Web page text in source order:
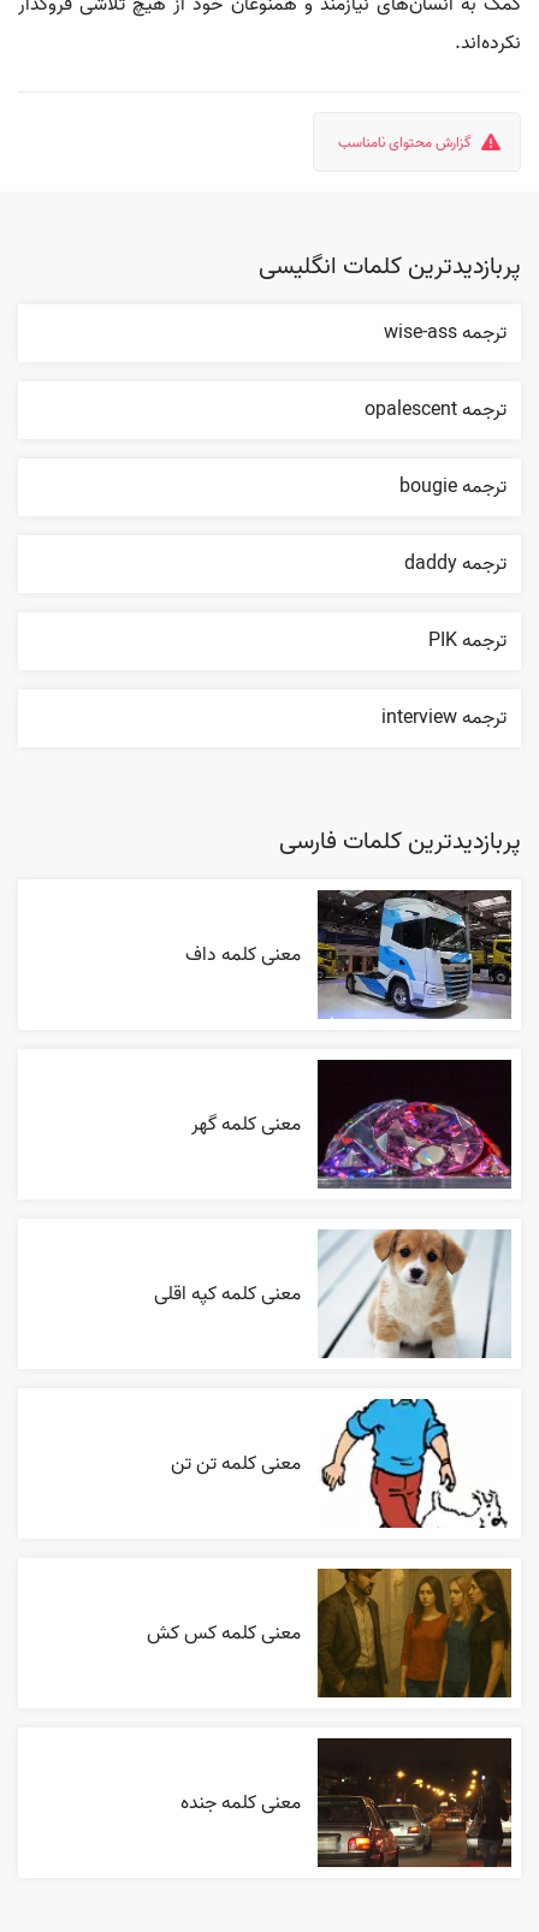
نکرده‌اند.
گزارش محتوای نامناسب
پربازدیدترین کلمات انگلیسی
ترجمه wise-ass
ترجمه opalescent
ترجمه bougie
ترجمه daddy
ترجمه PIK
ترجمه interview
پربازدیدترین کلمات فارسی
معنی کلمه داف
معنی کلمه گهر
معنی کلمه کپه اقلی
معنی کلمه تن تن
معنی کلمه کس کش
معنی کلمه جنده